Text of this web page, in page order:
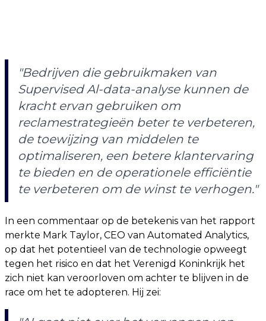
"Bedrijven die gebruikmaken van
Supervised Al-data-analyse kunnen de
kracht ervan gebruiken om
reclamestrategieën beter te verbeteren,
de toewijzing van middelen te
optimaliseren, een betere klantervaring
te bieden en de operationele efficiëntie
te verbeteren om de winst te verhogen."
In een commentaar op de betekenis van het rapport
merkte Mark Taylor, CEO van Automated Analytics,
op dat het potentieel van de technologie opweegt
tegen het risico en dat het Verenigd Koninkrijk het
zich niet kan veroorloven om achter te blijven in de
race om het te adopteren. Hij zei: